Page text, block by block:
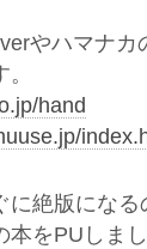
やハマナカ
hand
に絶版になる
をPUしまし